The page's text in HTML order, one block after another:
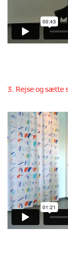
3. Rejse og sætte